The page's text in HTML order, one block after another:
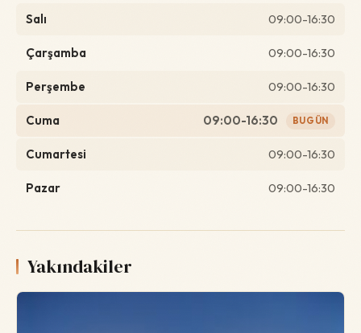
Salı 09:00-16:30
Çarşamba 09:00-16:30
Perşembe 09:00-16:30
Cuma 09:00-16:30 BUGÜN
Cumartesi 09:00-16:30
Pazar 09:00-16:30
Yakındakiler